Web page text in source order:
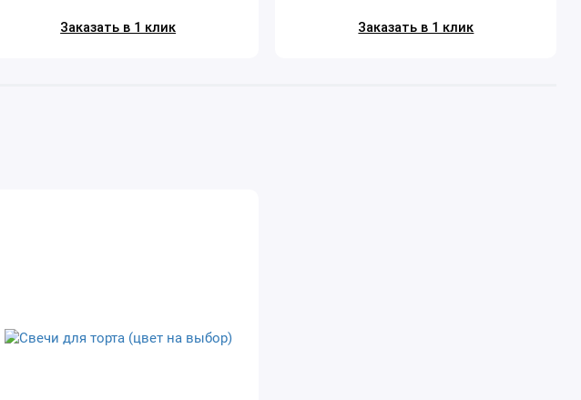
Заказать в 1 клик Заказать в 1 клик